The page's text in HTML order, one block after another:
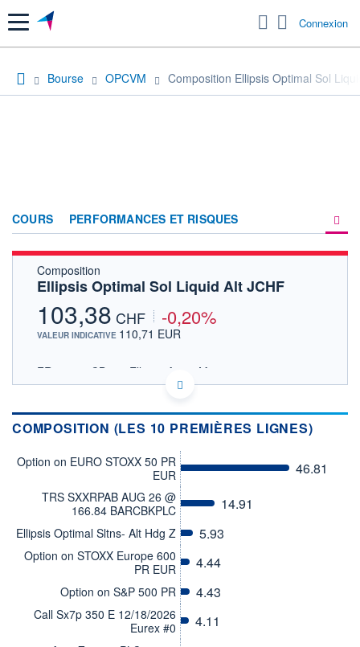
Menu Connexion
Bourse OPCVM Composition Ellipsis Optimal Sol
COURS PERFORMANCES ET RISQUES
Composition
Ellipsis Optimal Sol Liquid Alt JCHF
103,38 CHF -0,20%
VALEUR INDICATIVE 110,71 EUR
FR001400CB90 - Ellipsis Asset Management
OPCVM DERNIER COURS CONNU AU 05/08/2026
03/12 01/04
102
CATÉGORIE MORNINGSTAR
Alt - Long/Short Actions -
Autres
FONDS PARTENAIRES
TARIFS PRIVILÉGIÉS 0%
COMPOSITION (LES 10 PREMIÈRES LIGNES)
Option on EURO STOXX 50 PR
EUR
46.81
TRS SXXRPAB AUG 26 @
166.84 BARCBKPLC
14.91
Ellipsis Optimal Sltns- Alt Hdg Z 5.93
Option on STOXX Europe 600
PR EUR
4.44
Option on S&P 500 PR 4.43
Call Sx7p 350 E 12/18/2026
Eurex #0
4.11